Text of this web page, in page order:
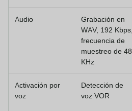
Audio
Grabación en
WAV, 192 Kbps,
frecuencia de
muestreo de 48
KHz
Activación por
voz
Detección de
voz VOR